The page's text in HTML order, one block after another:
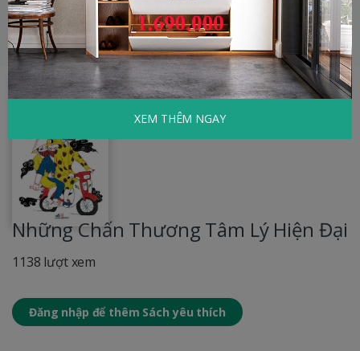
HOME Tâm Lý - Kỹ Năng Sống
Những
Chấn Thương Tâm Lý Hiện Đại
Những Chấn Thương Tâm Lý Hiện Đại
1138 lượt xem
Đăng nhập để thêm Sách yêu thích
XEM THÊM NGAY